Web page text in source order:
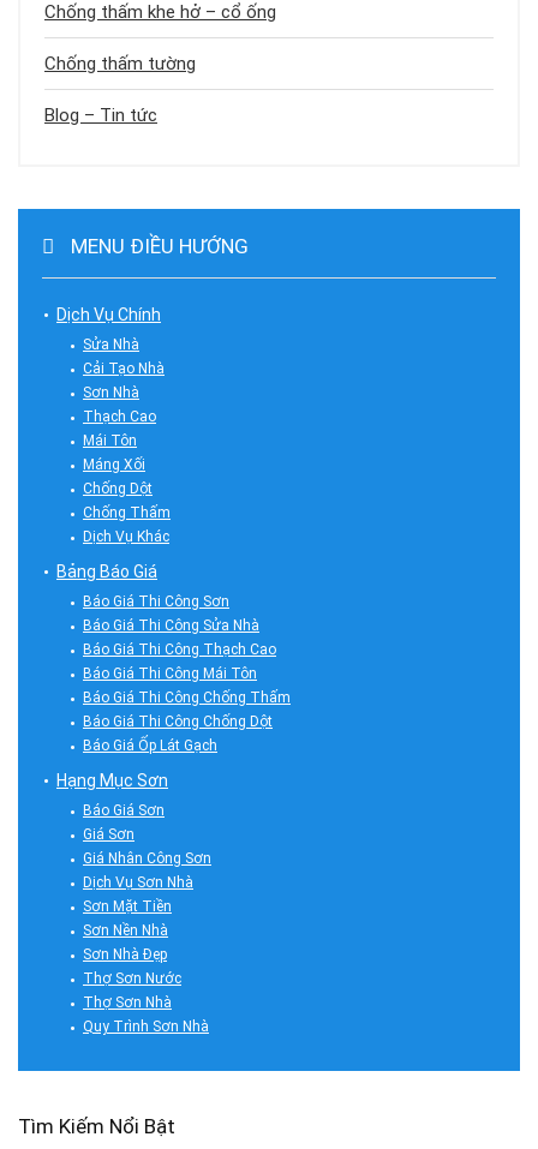
Chống thấm khe hở – cổ ống
Chống thấm tường
Blog – Tin tức
MENU ĐIỀU HƯỚNG
Dịch Vụ Chính
Sửa Nhà
Cải Tạo Nhà
Sơn Nhà
Thạch Cao
Mái Tôn
Máng Xối
Chống Dột
Chống Thấm
Dịch Vụ Khác
Bảng Báo Giá
Báo Giá Thi Công Sơn
Báo Giá Thi Công Sửa Nhà
Báo Giá Thi Công Thạch Cao
Báo Giá Thi Công Mái Tôn
Báo Giá Thi Công Chống Thấm
Báo Giá Thi Công Chống Dột
Báo Giá Ốp Lát Gạch
Hạng Mục Sơn
Báo Giá Sơn
Giá Sơn
Giá Nhân Công Sơn
Dịch Vụ Sơn Nhà
Sơn Mặt Tiền
Sơn Nền Nhà
Sơn Nhà Đẹp
Thợ Sơn Nước
Thợ Sơn Nhà
Quy Trình Sơn Nhà
Tìm Kiếm Nổi Bật